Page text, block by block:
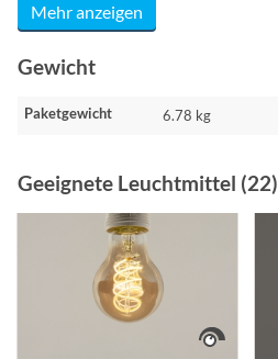
Mehr anzeigen
Gewicht
Paketgewicht 6.78 kg
Geeignete Leuchtmittel (22)